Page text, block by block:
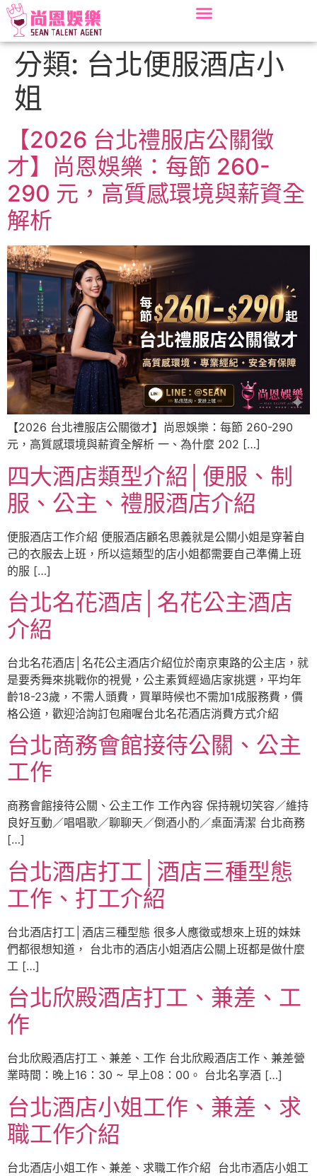
分類: 台北便服酒店小
姐
【2026 台北禮服店公關徵
才】尚恩娛樂：每節 260-
290 元，高質感環境與薪資全
解析
【2026 台北禮服店公關徵才】尚恩娛樂：每節 260-290
元，高質感環境與薪資全解析 一、為什麼 202 […]
四大酒店類型介紹│便服、制
服、公主、禮服酒店介紹
便服酒店工作介紹 便服酒店顧名思義就是公關小姐是穿著自
己的衣服去上班，所以這類型的店小姐都需要自己準備上班
的服 […]
台北名花酒店│名花公主酒店
介紹
台北名花酒店│名花公主酒店介紹位於南京東路的公主店，就
是要秀舞來挑戰你的視覺，公主素質經過店家挑選，平均年
齡18-23歲，不需人頭費，買單時候也不需加1成服務費，價
格公道，歡迎洽詢訂包廂喔台北名花酒店消費方式介紹
台北商務會館接待公關、公主
工作
商務會館接待公關、公主工作 工作內容 保持親切笑容／維持
良好互動／唱唱歌／聊聊天／倒酒小酌／桌面清潔 台北商務
[…]
台北酒店打工│酒店三種型態
工作、打工介紹
台北酒店打工│酒店三種型態 很多人應徵或想來上班的妹妹
們都很想知道， 台北市的酒店小姐酒店公關上班都是做什麼
工 […]
台北欣殿酒店打工、兼差、工
作
台北欣殿酒店打工、兼差、工作 台北欣殿酒店工作、兼差營
業時間：晚上16：30 ~ 早上08：00。 台北名享酒 […]
台北酒店小姐工作、兼差、求
職工作介紹
台北酒店小姐工作、兼差、求職工作介紹 台北市酒店小姐工